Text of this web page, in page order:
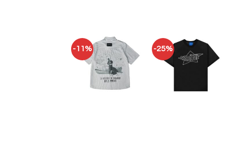
-11% -25%